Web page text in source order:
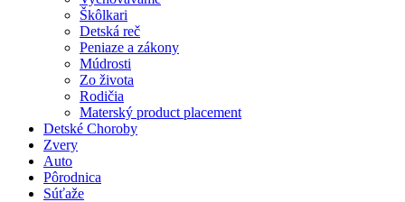
Škôlkari
Detská reč
Peniaze a zákony
Múdrosti
Zo života
Rodičia
Materský product placement
Detské Choroby
Zvery
Auto
Pôrodnica
Súťaže